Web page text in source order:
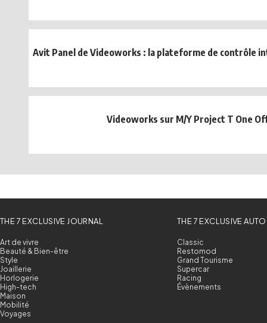
Avit Panel de Videoworks : la plateforme de contrôle
Videoworks sur M/Y Project T One
THE 7 EXCLUSIVE JOURNAL
Art de vivre
Beauté & Bien-être
Style
Joaillerie
Horlogerie
High-tech
Maison
Mobilité
Voyages
THE 7 EXCLUSIVE AUTO
Classic
Restomod
Grand Tourisme
Supercar
Racing
Évènements